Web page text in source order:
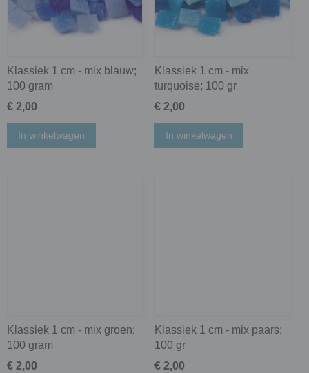
Klassiek 1 cm - mix blauw;
100 gram
€ 2,00
In winkelwagen
Klassiek 1 cm - mix
turquoise; 100 gr
€ 2,00
In winkelwagen
Klassiek 1 cm - mix groen;
100 gram
€ 2,00
Klassiek 1 cm - mix paars;
100 gr
€ 2,00